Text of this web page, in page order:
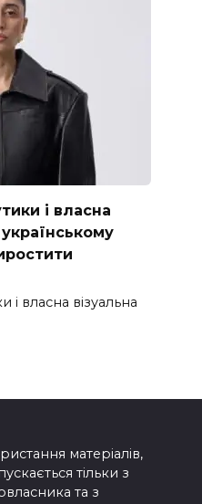
і власна
і власна візуальна
матеріалів,
тільки з
та з